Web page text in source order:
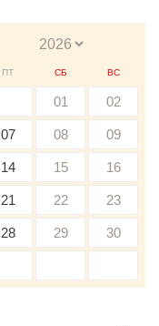
ПТ СБ ВС
01 02
07 08 09
14 15 16
21 22 23
28 29 30